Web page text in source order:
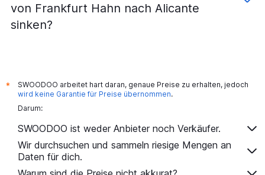
von Frankfurt Hahn nach Alicante
sinken?
*
SWOODOO arbeitet hart daran, genaue Preise zu erhalten, jedoch
wird keine Garantie für Preise übernommen.
Darum:
SWOODOO ist weder Anbieter noch Verkäufer.
Wir durchsuchen und sammeln riesige Mengen an
Daten für dich.